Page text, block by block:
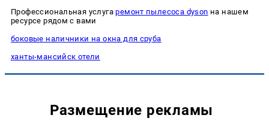
Профессиональная услугаремонт пылесоса dyson на нашем
ресурсе рядом с вами
боковые наличники на окна для сруба
ханты-мансийск отели
Размещение рекламы